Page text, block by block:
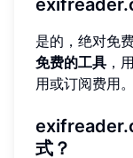
是的，绝对免
免费的工具 ，
用或订阅费用。
式？